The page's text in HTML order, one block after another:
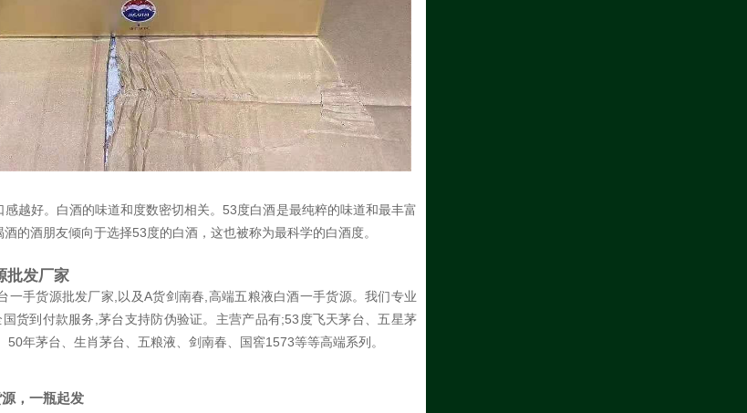
越好。白酒的味道和度数密切相关。53度白酒是最纯粹的味道和最丰富
的酒朋友倾向于选择53度的白酒，这也被称为最科学的白酒度。
批发厂家
一手货源批发厂家,以及A货剑南春,高端五粮液白酒一手货源。我们专业
货到付款服务,茅台支持防伪验证。主营产品有;53度飞天茅台、五星茅
50年茅台、生肖茅台、五粮液、剑南春、国窖1573等等高端系列。
，一瓶起发